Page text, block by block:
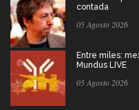
contada
05 Agosto 2026
Entre miles:
Mundus LIVE
05 Agosto 2026